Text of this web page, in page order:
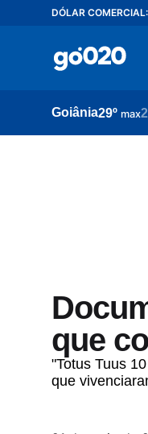
DÓLAR COMERCIAL:
Goiânia29º max
que
"Totus Tuus
que
acontece agora
esporte